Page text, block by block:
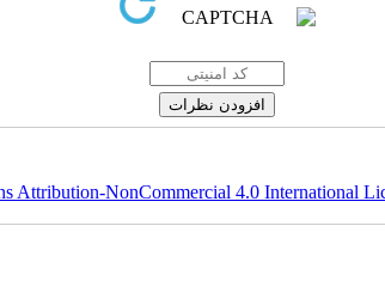
Attribution-NonCommercial 4.0 International